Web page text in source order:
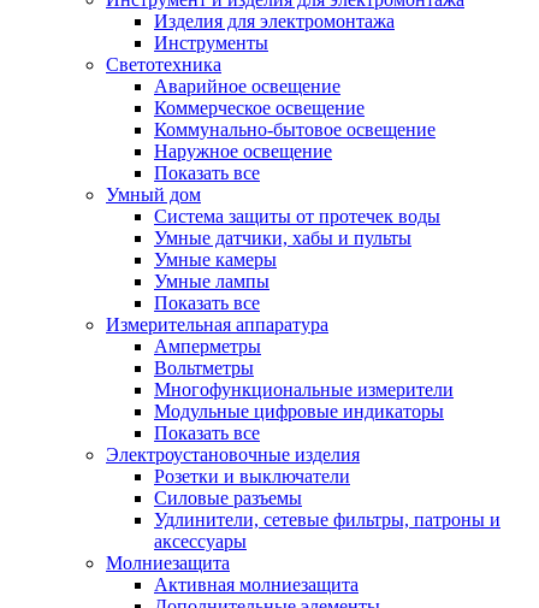
Изделия для электромонтажа
Инструменты
Светотехника
Аварийное освещение
Коммерческое освещение
Коммунально-бытовое освещение
Наружное освещение
Показать все
Умный дом
Система защиты от протечек воды
Умные датчики, хабы и пульты
Умные камеры
Умные лампы
Показать все
Измерительная аппаратура
Амперметры
Вольтметры
Многофункциональные измерители
Модульные цифровые индикаторы
Показать все
Электроустановочные изделия
Розетки и выключатели
Силовые разъемы
Удлинители, сетевые фильтры, патроны и
аксессуары
Молниезащита
Активная молниезащита